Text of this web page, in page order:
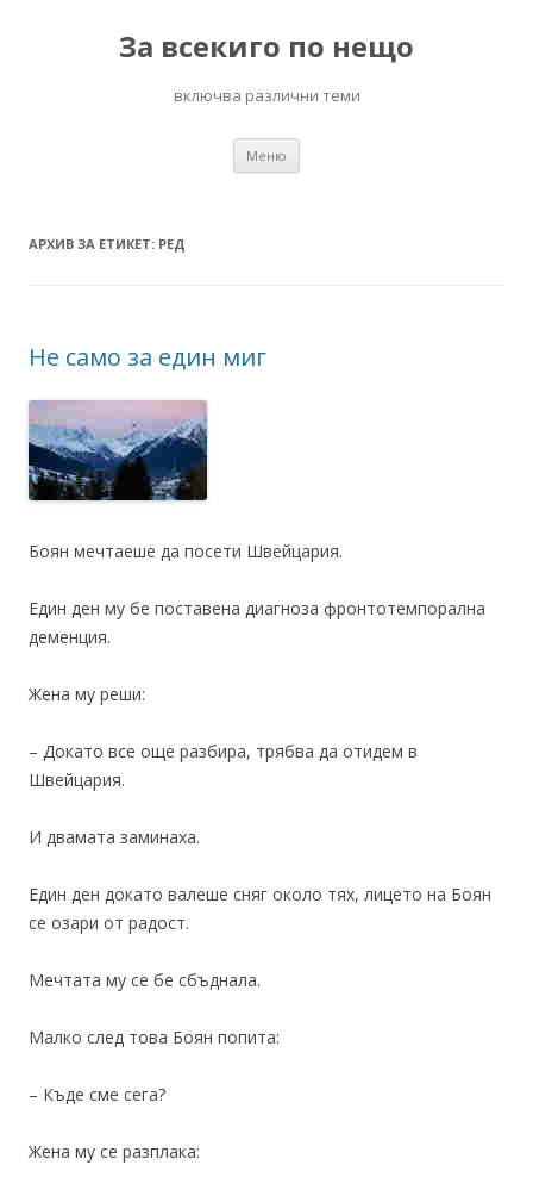
За всекиго по нещо
включва различни теми
Меню
АРХИВ ЗА ЕТИКЕТ: РЕД
Не само за един миг
Боян мечтаеше да посети Швейцария.
Един ден му бе поставена диагноза фронтотемпорална
деменция.
Жена му реши:
– Докато все още разбира, трябва да отидем в
Швейцария.
И двамата заминаха.
Един ден докато валеше сняг около тях, лицето на Боян
се озари от радост.
Мечтата му се бе сбъднала.
Малко след това Боян попита:
– Къде сме сега?
Жена му се разплака: